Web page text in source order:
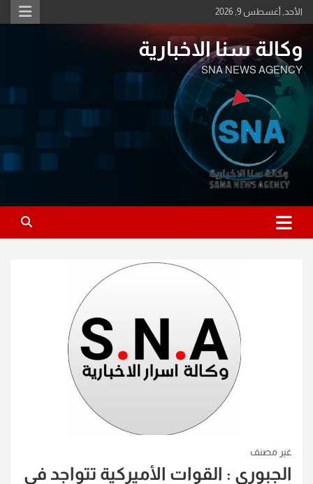
Skip
to
الأحد, أغسطس 9, 2026
وكالة سنا الاخبارية
SNA NEWS AGENCY
غير مصنف
الجبوري : القوات الأميركية تتواجد في